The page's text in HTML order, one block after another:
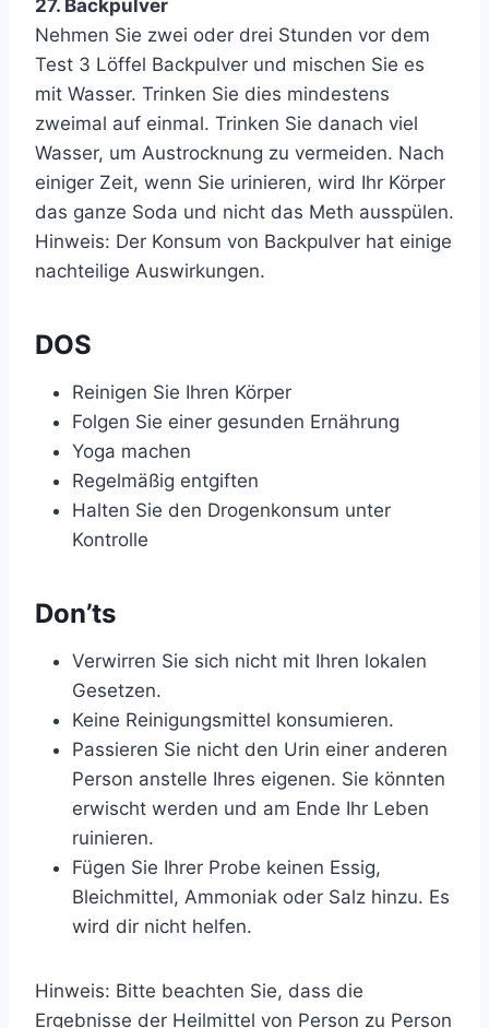
27. Backpulver
Nehmen Sie zwei oder drei Stunden vor dem
Test 3 Löffel Backpulver und mischen Sie es
mit Wasser. Trinken Sie dies mindestens
zweimal auf einmal. Trinken Sie danach viel
Wasser, um Austrocknung zu vermeiden. Nach
einiger Zeit, wenn Sie urinieren, wird Ihr Körper
das ganze Soda und nicht das Meth ausspülen.
Hinweis: Der Konsum von Backpulver hat einige
nachteilige Auswirkungen.
DOS
Reinigen Sie Ihren Körper
Folgen Sie einer gesunden Ernährung
Yoga machen
Regelmäßig entgiften
Halten Sie den Drogenkonsum unter
Kontrolle
Don’ts
Verwirren Sie sich nicht mit Ihren lokalen
Gesetzen.
Keine Reinigungsmittel konsumieren.
Passieren Sie nicht den Urin einer anderen
Person anstelle Ihres eigenen. Sie könnten
erwischt werden und am Ende Ihr Leben
ruinieren.
Fügen Sie Ihrer Probe keinen Essig,
Bleichmittel, Ammoniak oder Salz hinzu. Es
wird dir nicht helfen.
Hinweis: Bitte beachten Sie, dass die
Ergebnisse der Heilmittel von Person zu Person